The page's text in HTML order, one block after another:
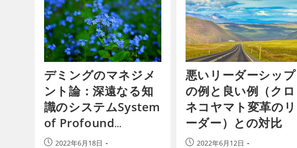
デミングのマネジメ
ント論：深遠なる知
識のシステムSystem
of Profound
Knowledge
2022年6月18日
悪いリーダーシップ
の例と良い例（クロ
ネコヤマト変革のリ
ーダー）との対比
2022年6月12日